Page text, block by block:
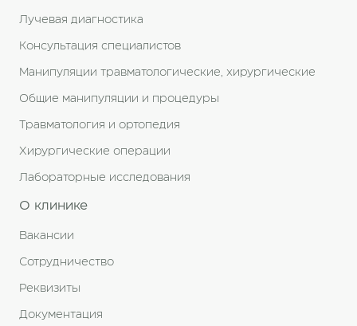
О клинике
Вакансии
Сотрудничество
Реквизиты
Документация
Лучевая диагностика
Консультация специалистов
Манипуляции травматологические, хирургические
Общие манипуляции и процедуры
Травматология и ортопедия
Хирургические операции
Лабораторные исследования